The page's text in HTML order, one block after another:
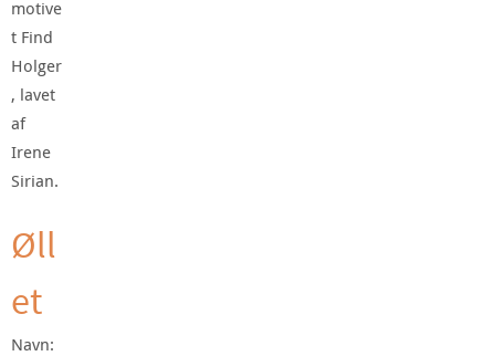
motive
t Find
Holger
, lavet
af
Irene
Sirian.
Øll
et
Navn: